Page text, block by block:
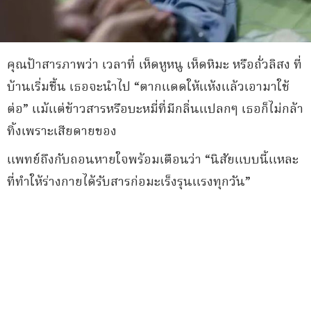
คุณป้าสารภาพว่า เวลาที่ เห็ดหูหนู เห็ดหิมะ หรือถั่วลิสง ที่
บ้านเริ่มชื้น เธอจะนำไป “ตากแดดให้แห้งแล้วเอามาใช้
ต่อ” แม้แต่ข้าวสารหรือบะหมี่ที่มีกลิ่นแปลกๆ เธอก็ไม่กล้า
ทิ้งเพราะเสียดายของ
แพทย์ถึงกับถอนหายใจพร้อมเตือนว่า “นิสัยแบบนี้แหละ
ที่ทำให้ร่างกายได้รับสารก่อมะเร็งรุนแรงทุกวัน”